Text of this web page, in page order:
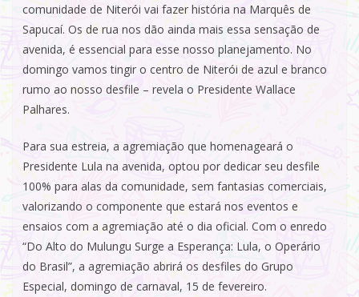
comunidade de Niterói vai fazer história na Marquês de
Sapucaí. Os de rua nos dão ainda mais essa sensação de
avenida, é essencial para esse nosso planejamento. No
domingo vamos tingir o centro de Niterói de azul e branco
rumo ao nosso desfile – revela o Presidente Wallace
Palhares.
Para sua estreia, a agremiação que homenageará o
Presidente Lula na avenida, optou por dedicar seu desfile
100% para alas da comunidade, sem fantasias comerciais,
valorizando o componente que estará nos eventos e
ensaios com a agremiação até o dia oficial. Com o enredo
“Do Alto do Mulungu Surge a Esperança: Lula, o Operário
do Brasil”, a agremiação abrirá os desfiles do Grupo
Especial, domingo de carnaval, 15 de fevereiro.